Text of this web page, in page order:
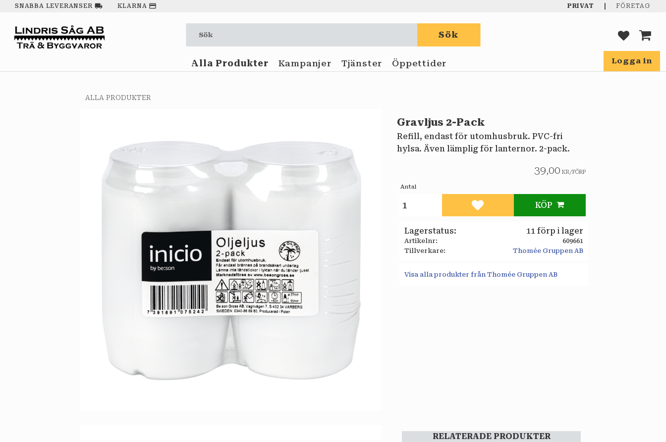
SNABBA LEVERANSER local_shipping KLARNA payment PRIVAT FÖRETAG
Logga in
Sök
Alla Produkter Kampanjer Tjänster Öppettider
ALLA PRODUKTER
Gravljus 2-Pack
Refill, endast för utomhusbruk. PVC-fri
hylsa. Även lämplig för lanternor. 2-pack.
39,00 KR/FÖRP
Antal
KÖP
Lägg till i favoriter
Lagerstatus 11 förp i lager
Artikelnr
609661
Tillverkare
Thomée Gruppen AB
Visa alla produkter från Thomée Gruppen AB
RELATERADE PRODUKTER